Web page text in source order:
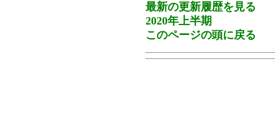
最新の更新履歴を見る
2020年上半期
このページの頭に戻る